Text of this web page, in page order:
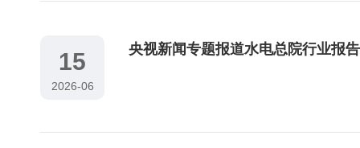
15
2026-06
央视新闻专题报道水电总院行业报